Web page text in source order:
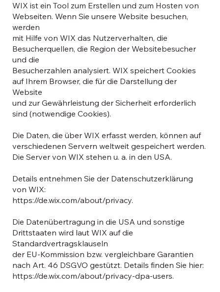
WIX ist ein Tool zum Erstellen und zum Hosten von
Webseiten. Wenn Sie unsere Website besuchen,
werden
mit Hilfe von WIX das Nutzerverhalten, die
Besucherquellen, die Region der Websitebesucher
und die
Besucherzahlen analysiert. WIX speichert Cookies
auf Ihrem Browser, die für die Darstellung der
Website
und zur Gewährleistung der Sicherheit erforderlich
sind (notwendige Cookies).
Die Daten, die über WIX erfasst werden, können auf
verschiedenen Servern weltweit gespeichert werden.
Die Server von WIX stehen u. a. in den USA.
Details entnehmen Sie der Datenschutzerklärung
von WIX:
https://de.wix.com/about/privacy.
Die Datenübertragung in die USA und sonstige
Drittstaaten wird laut WIX auf die
Standardvertragsklauseln
der EU-Kommission bzw. vergleichbare Garantien
nach Art. 46 DSGVO gestützt. Details finden Sie hier:
https://de.wix.com/about/privacy-dpa-users.